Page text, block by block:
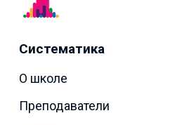
Систематика
О школе
Преподаватели